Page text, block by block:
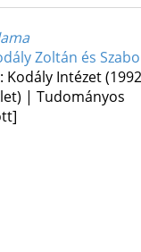
Zoltán és
Kodály Intézet
| Tudományos